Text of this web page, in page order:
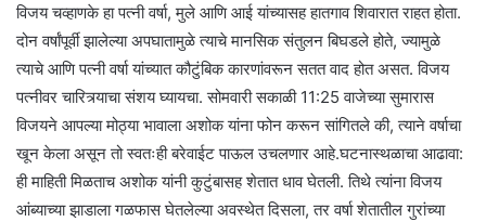
विजय चव्हाणके हा पत्नी वर्षा, मुले आणि आई यांच्यासह हातगाव शिवारात राहत होता.
दोन वर्षांपूर्वी झालेल्या अपघातामुळे त्याचे मानसिक संतुलन बिघडले होते, ज्यामुळे
त्याचे आणि पत्नी वर्षा यांच्यात कौटुंबिक कारणांवरून सतत वाद होत असत. विजय
पत्नीवर चारित्र्याचा संशय घ्यायचा. सोमवारी सकाळी 11:25 वाजेच्या सुमारास
विजयने आपल्या मोठ्या भावाला अशोक यांना फोन करून सांगितले की, त्याने वर्षाचा
खून केला असून तो स्वतःही बरेवाईट पाऊल उचलणार आहे.घटनास्थळाचा आढावा:
ही माहिती मिळताच अशोक यांनी कुटुंबासह शेतात धाव घेतली. तिथे त्यांना विजय
आंब्याच्या झाडाला गळफास घेतलेल्या अवस्थेत दिसला, तर वर्षा शेतातील गुरांच्या